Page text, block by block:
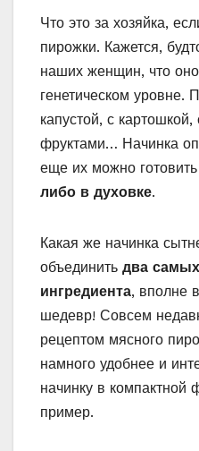
Что это за хозяйка,
пирожки. Кажется,
наших женщин, что
генетическом уровне.
капустой, с
фруктами… Начинка
еще их можно готовить
либо в духовке.
Какая же начинка
объединить два
ингредиента, вполне
шедевр! Совсем
рецептом мясного
намного удобнее и
начинку в
пример.